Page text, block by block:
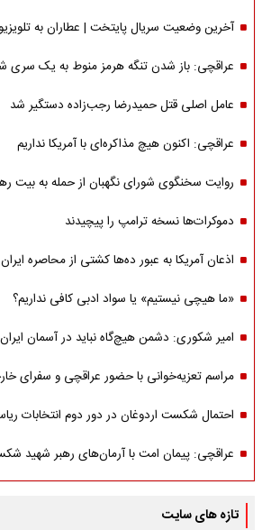
آخرین وضعیت سریال پایتخت | عطاران به
عراقچی: باز شدن تنگه هرمز منوط به یک سری
عامل اصلی قتل حمیدرضا رجب‌زاده دستگیر شد
عراقچی: اکنون هیچ مذاکره‌ای با آمریکا نداریم
روایت سخنگوی شورای نگهبان از حمله به بیت
دموکرات‌ها نسخه ترامپ را پیچیدند
اذعان آمریکا به عبور ده‌ها کشتی از محاصره ایران
«ما هیچی نیستیم» یا سواد ادبی کافی نداریم؟
امیر شکوری: دشمن هیچ‌گاه نباید در آسمان
مراسم تعزیه‌خوانی با حضور عراقچی و سفرای
احتمال شکست اردوغان در دور دوم انتخابات
عراقچی: پیمان امت با آرمان‌های رهبر شهید
تازه های سایت